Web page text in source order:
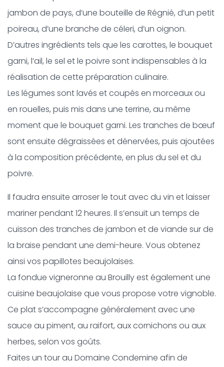
jambon de pays, d’une bouteille de Régnié, d’un petit
poireau, d’une branche de céleri, d’un oignon.
D’autres ingrédients tels que les carottes, le bouquet
garni, l’ail, le sel et le poivre sont indispensables à la
réalisation de cette préparation culinaire.
Les légumes sont lavés et coupés en morceaux ou
en rouelles, puis mis dans une terrine, au même
moment que le bouquet garni. Les tranches de bœuf
sont ensuite dégraissées et dénervées, puis ajoutées
à la composition précédente, en plus du sel et du
poivre.
Il faudra ensuite arroser le tout avec du vin et laisser
mariner pendant 12 heures. Il s’ensuit un temps de
cuisson des tranches de jambon et de viande sur de
la braise pendant une demi-heure. Vous obtenez
ainsi vos papillotes beaujolaises.
La fondue vigneronne au Brouilly est également une
cuisine beaujolaise que vous propose votre vignoble.
Ce plat s’accompagne généralement avec une
sauce au piment, au raifort, aux cornichons ou aux
herbes, selon vos goûts.
Faites un tour au Domaine Condemine afin de